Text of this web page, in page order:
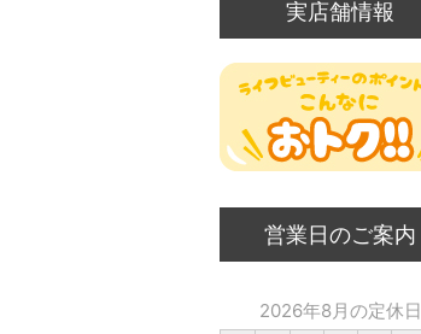
実店舗情報
営業日のご案内
2026年8月の定休日